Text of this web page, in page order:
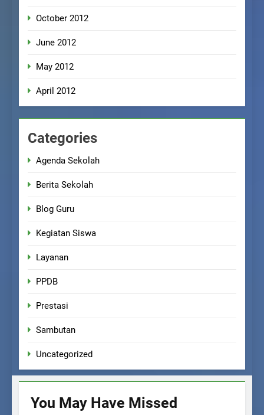
October 2012
June 2012
May 2012
April 2012
Categories
Agenda Sekolah
Berita Sekolah
Blog Guru
Kegiatan Siswa
Layanan
PPDB
Prestasi
Sambutan
Uncategorized
You May Have Missed